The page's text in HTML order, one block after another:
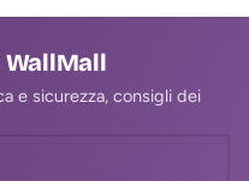
e sicurezza, consigli dei